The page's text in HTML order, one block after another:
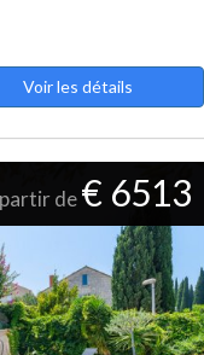
Voir les détails
de€ 6513